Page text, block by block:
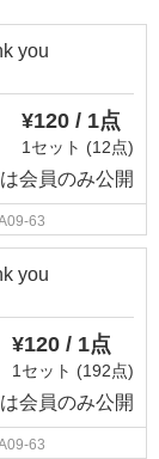
you
¥120 / 1点
1セット (12点)
会員のみ公開
63
you
¥120 / 1点
1セット (192点)
会員のみ公開
63